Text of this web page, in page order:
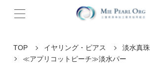
TOP イヤリング・ピアス
淡水真珠
≪アプリコットピーチ≫淡水パー